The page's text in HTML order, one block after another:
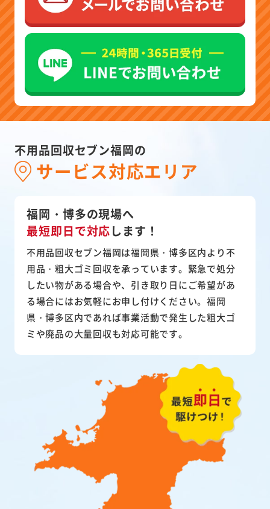
不用品回収セブン福岡の
サービス対応エリア
福岡・博多の現場へ
最短即日で対応します！
不用品回収セブン福岡は福岡県・博多区内より不
用品・粗大ゴミ回収を承っています。緊急で処分
したい物がある場合や、引き取り日にご希望があ
る場合にはお気軽にお申し付けください。福岡
県・博多区内であれば事業活動で発生した粗大ゴ
ミや廃品の大量回収も対応可能です。